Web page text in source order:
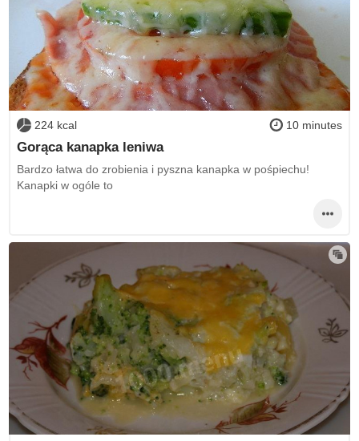
224 kcal 10 minutes
Gorąca kanapka leniwa
Bardzo łatwa do zrobienia i pyszna kanapka w pośpiechu!
Kanapki w ogóle to